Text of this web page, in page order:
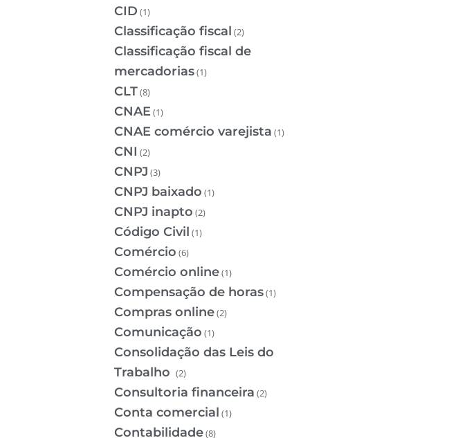
CID (1)
Classificação fiscal (2)
Classificação fiscal de
mercadorias(1)
CLT(8)
CNAE(1)
CNAE comércio varejista (1)
CNI (2)
CNPJ (3)
CNPJ baixado (1)
CNPJ inapto (2)
Código Civil (1)
Comércio (6)
Comércio online(1)
Compensação de horas(1)
Compras online(2)
Comunicação (1)
Consolidação das Leis do
Trabalho (2)
Consultoria financeira (2)
Conta comercial (1)
Contabilidade(8)